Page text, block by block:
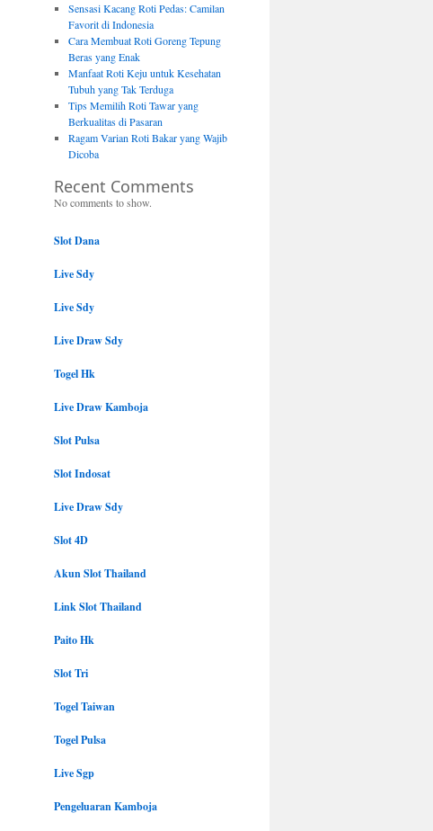
Sensasi Kacang Roti Pedas: Camilan
Favorit di Indonesia
Cara Membuat Roti Goreng Tepung
Beras yang Enak
Manfaat Roti Keju untuk Kesehatan
Tubuh yang Tak Terduga
Tips Memilih Roti Tawar yang
Berkualitas di Pasaran
Ragam Varian Roti Bakar yang Wajib
Dicoba
Recent Comments
No comments to show.
Slot Dana
Live Sdy
Live Sdy
Live Draw Sdy
Togel Hk
Live Draw Kamboja
Slot Pulsa
Slot Indosat
Live Draw Sdy
Slot 4D
Akun Slot Thailand
Link Slot Thailand
Paito Hk
Slot Tri
Togel Taiwan
Togel Pulsa
Live Sgp
Pengeluaran Kamboja